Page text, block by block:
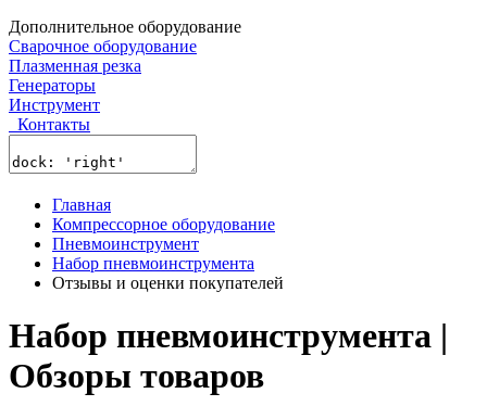
Дополнительное оборудование
Сварочное оборудование
Плазменная резка
Генераторы
Инструмент
Контакты
Главная
Компрессорное оборудование
Пневмоинструмент
Набор пневмоинструмента
Отзывы и оценки покупателей
Набор пневмоинструмента |
Обзоры товаров